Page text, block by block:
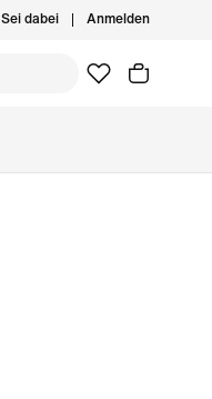
Sei dabei Anmelden